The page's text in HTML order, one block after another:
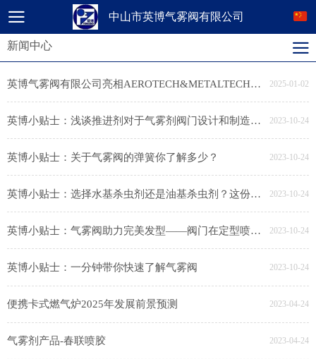
中山市英博气雾阀有限公司
新闻中心
英博气雾阀有限公司亮相AEROTECH&METALTECH 2024第十一届国际气雾剂展览会 2025-01-02
英博小贴士：浅谈推进剂对于气雾剂阀门设计和制造的影响 2023-10-24
英博小贴士：关于气雾阀的弹簧你了解多少？ 2023-10-24
英博小贴士：选择水基杀虫剂还是油基杀虫剂？这份攻略请收好了→ 2023-10-24
英博小贴士：气雾阀助力完美发型——阀门在定型喷雾中的应用 2023-10-24
英博小贴士：一分钟带你快速了解气雾阀 2023-10-24
便携卡式燃气炉2025年发展前景预测 2023-04-24
气雾剂产品-春联喷胶 2023-04-24